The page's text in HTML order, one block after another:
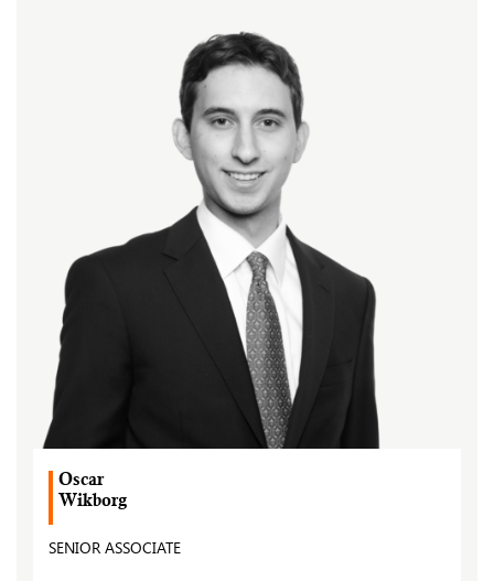
Oscar
Wikborg
SENIOR ASSOCIATE